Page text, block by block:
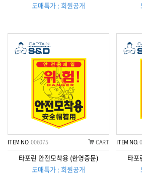
도매특가 : 회원공개
ITEM NO.006075 CART
타포린 안전모착용 (한영중문)
도매특가 : 회원공개
ITEM NO.
타포